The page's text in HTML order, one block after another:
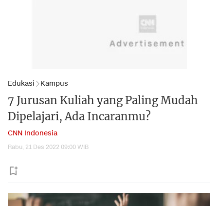
Edukasi Kampus
7 Jurusan Kuliah yang Paling Mudah
Dipelajari, Ada Incaranmu?
CNN Indonesia
Rabu, 21 Des 2022 09:00 WIB